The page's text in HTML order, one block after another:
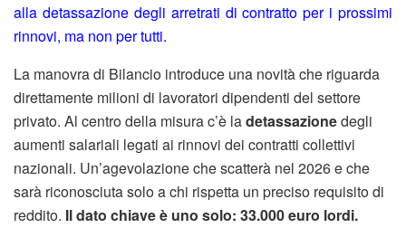
alla detassazione degli arretrati di contratto per i prossimi
rinnovi, ma non per tutti.
La manovra di Bilancio introduce una novità che riguarda
direttamente milioni di lavoratori dipendenti del settore
privato. Al centro della misura c’è ladetassazionedegli
aumenti salariali legati ai rinnovi dei contratti collettivi
nazionali. Un’agevolazione che scatterà nel 2026 e che
sarà riconosciuta solo a chi rispetta un preciso requisito di
reddito. Il dato chiave è uno solo: 33.000 euro lordi.